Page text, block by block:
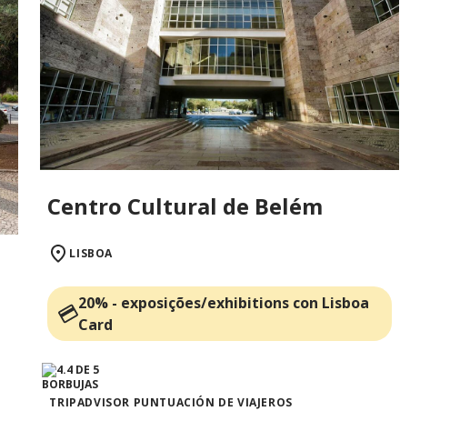
Centro Cultural de Belém
LISBOA
20% - exposições/exhibitions con Lisboa
Card
TRIPADVISOR PUNTUACIÓN DE VIAJEROS